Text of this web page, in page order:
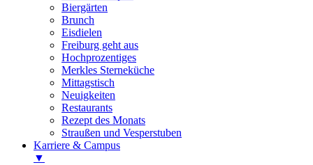
Biergärten
Brunch
Eisdielen
Freiburg geht aus
Hochprozentiges
Merkles Sterneküche
Mittagstisch
Neuigkeiten
Restaurants
Rezept des Monats
Straußen und Vesperstuben
Karriere & Campus
▼